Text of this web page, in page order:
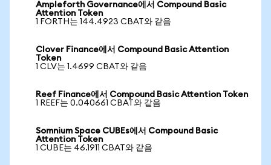
Ampleforth Governance에서 Compound Basic
Attention Token
1 FORTH는 144.4923 CBAT와 같음
Clover Finance에서 Compound Basic Attention
Token
1 CLV는 1.4699 CBAT와 같음
Reef Finance에서 Compound Basic Attention Token
1 REEF는 0.040661 CBAT와 같음
Somnium Space CUBEs에서 Compound Basic
Attention Token
1 CUBE는 46.1911 CBAT와 같음